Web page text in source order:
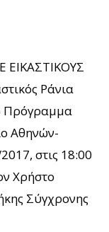
Ράνια
Πρόγραμμα
Αθηνών-
στις 18:00
Χρήστο
Σύγχρονης